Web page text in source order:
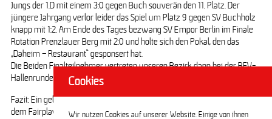
Jungs der 1.D mit einem 3:0 gegen Buch souverän den 11. Platz. Der
jüngere Jahrgang verlor leider das Spiel um Platz 9 gegen SV Buchholz
knapp mit 1:2. Am Ende des Tages bezwang SV Empor Berlin im Finale
Rotation Prenzlauer Berg mit 2:0 und holte sich den Pokal, den das
„Daheim – Restaurant“ gesponsert hat.
Die Beiden Finalteilnehmer vertreten unseren Bezirk dann bei der BFV-
Hallenrunde.
Fazit: Ein gelungenes und lehrreiches Turnier vor heimischer Kulisse, bei
dem Fairplay eine große Rolle spielte.
Cookies
Wir nutzen Cookies auf unserer Website. Einige von ihnen